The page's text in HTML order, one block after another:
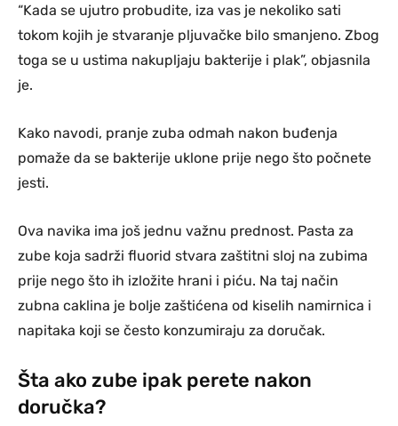
“Kada se ujutro probudite, iza vas je nekoliko sati
tokom kojih je stvaranje pljuvačke bilo smanjeno. Zbog
toga se u ustima nakupljaju bakterije i plak”, objasnila
je.
Kako navodi, pranje zuba odmah nakon buđenja
pomaže da se bakterije uklone prije nego što počnete
jesti.
Ova navika ima još jednu važnu prednost. Pasta za
zube koja sadrži fluorid stvara zaštitni sloj na zubima
prije nego što ih izložite hrani i piću. Na taj način
zubna caklina je bolje zaštićena od kiselih namirnica i
napitaka koji se često konzumiraju za doručak.
Šta ako zube ipak perete nakon
doručka?